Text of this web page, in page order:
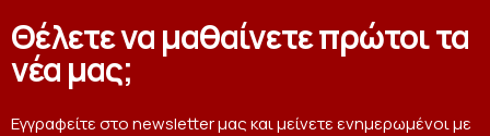
Θέλετε να μαθαίνετε πρώτοι τα
νέα μας;
Εγγραφείτε στο newsletter μας και μείνετε ενημερωμένοι με